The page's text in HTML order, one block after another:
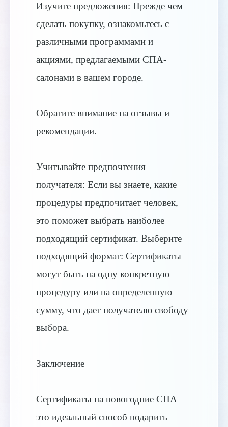
Изучите предложения: Прежде чем
сделать покупку, ознакомьтесь с
различными программами и
акциями, предлагаемыми СПА-
салонами в вашем городе.
Обратите внимание на отзывы и
рекомендации.
Учитывайте предпочтения
получателя: Если вы знаете, какие
процедуры предпочитает человек,
это поможет выбрать наиболее
подходящий сертификат. Выберите
подходящий формат: Сертификаты
могут быть на одну конкретную
процедуру или на определенную
сумму, что дает получателю свободу
выбора.
Заключение
Сертификаты на новогодние СПА –
это идеальный способ подарить